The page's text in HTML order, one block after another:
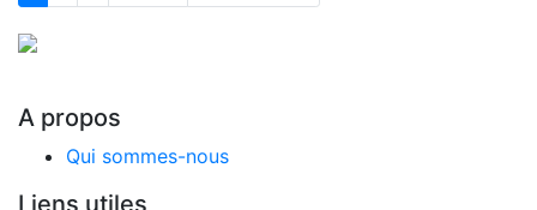
A propos
Qui sommes-nous
Liens utiles